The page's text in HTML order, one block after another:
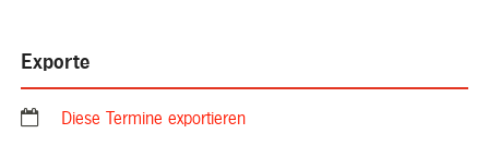
Exporte
Diese Termine exportieren